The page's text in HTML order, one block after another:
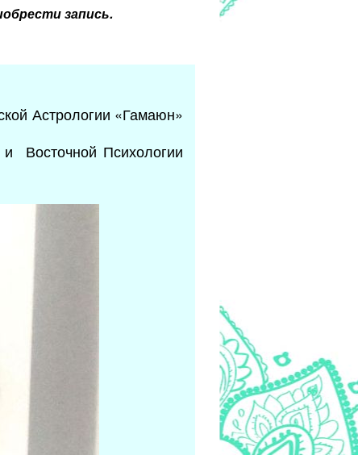
запись.
Астрологии «Гамаюн»
Восточной Психологии